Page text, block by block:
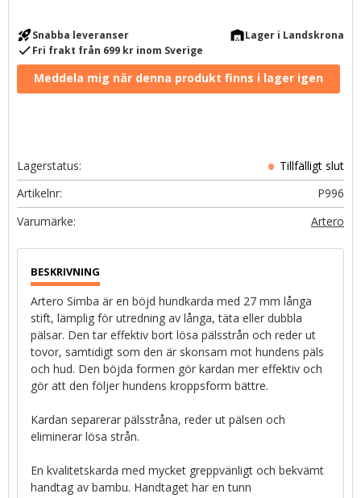
rocket_launchSnabba leveranser warehouseLager i Landskrona
checkFri frakt från 699 kr inom Sverige
Lagerstatus
Artikelnr
P996
Artero
Artero Simba är en böjd hundkarda med 27 mm långa
stift, lämplig för utredning av långa, täta eller dubbla
pälsar. Den tar effektiv bort lösa pälsstrån och reder ut
tovor, samtidigt som den är skonsam mot hundens päls
och hud. Den böjda formen gör kardan mer effektiv och
gör att den följer hundens kroppsform bättre.
Kardan separerar pälsstråna, reder ut pälsen och
eliminerar lösa strån.
En kvalitetskarda med mycket greppvänligt och bekvämt
handtag av bambu. Handtaget har en tunn